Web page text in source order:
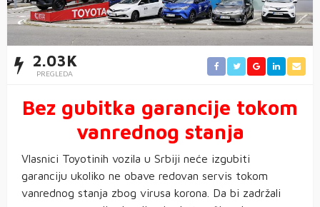
2.03K
PREGLEDA
Bez gubitka garancije tokom
vanrednog stanja
Vlasnici Toyotinih vozila u Srbiji neće izgubiti
garanciju ukoliko ne obave redovan servis tokom
vanrednog stanja zbog virusa korona. Da bi zadržali